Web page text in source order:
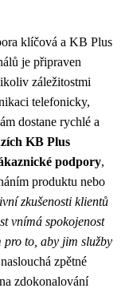
klíčová a KB Plus
je připraven
záležitostmi
telefonicky,
dostane rychlé a
KB Plus
podpory,
produktu nebo
zkušenosti klientů
vnímá spokojenost
to, aby jim služby
zpětné
zdokonalování